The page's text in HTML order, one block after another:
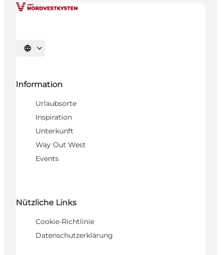
Sprache auswählen
Information
Urlaubsorte
Inspiration
Unterkunft
Way Out West
Events
Nützliche Links
Cookie-Richtlinie
Datenschutzerklärung